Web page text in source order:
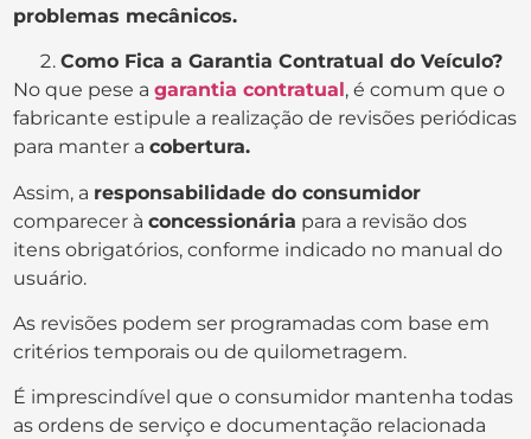
problemas mecânicos.
Como Fica a Garantia Contratual do Veículo?
No que pese agarantia contratual , é comum que o
fabricante estipule a realização de revisões periódicas
para manter acobertura.
Assim, a responsabilidade do consumidor
comparecer àconcessionária para a revisão dos
itens obrigatórios, conforme indicado no manual do
usuário.
As revisões podem ser programadas com base em
critérios temporais ou de quilometragem.
É imprescindível que o consumidor mantenha todas
as ordens de serviço e documentação relacionada